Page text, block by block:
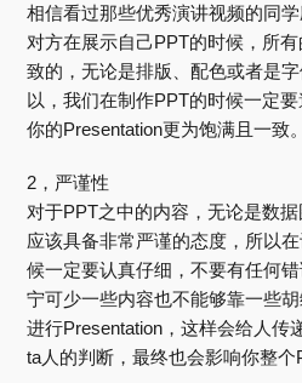
相信看过那些优秀演讲视频的同
对方在展示自己PPT的时候，所
致的，无论是排版、配色或者是
以，我们在制作PPT的时候一定
你的Presentation更为饱满且一致。
2，严谨性
对于PPT之中的内容，无论是数
应该具备非常严谨的态度，所以
候一定要认真仔细，不要有任何
宁可少一些内容也不能够靠一些
进行Presentation，这样会给人传
ta人的判断，最终也会影响你整个